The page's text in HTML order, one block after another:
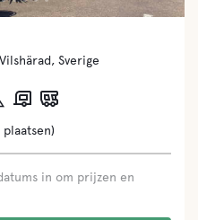
Sverige
plaatsen)
in om prijzen en